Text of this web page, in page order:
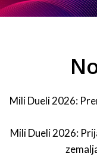
Mili Dueli 2026:
Mili Dueli 2026: